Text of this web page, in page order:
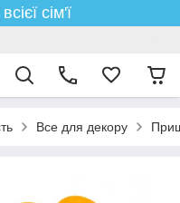
сім'ї
Все для декору